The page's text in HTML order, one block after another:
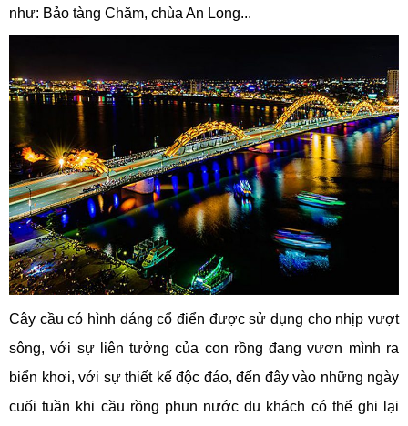
như: Bảo tàng Chăm, chùa An Long...
Cây cầu có hình dáng cổ điển được sử dụng cho nhịp vượt
sông, với sự liên tưởng của con rồng đang vươn mình ra
biển khơi, với sự thiết kế độc đáo, đến đây vào những ngày
cuối tuần khi cầu rồng phun nước du khách có thể ghi lại